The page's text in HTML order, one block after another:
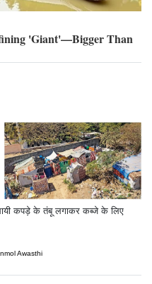
कपड़े के तंबू लगाकर कब्जे के लिए
Awasthi